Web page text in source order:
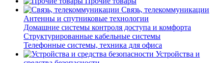
Связь, телекоммуникации
Антенны и спутниковые технологии
Домашние системы контроля доступа и комфорта
Структурированные кабельные системы
Телефонные системы, техника для офиса
Устройства и